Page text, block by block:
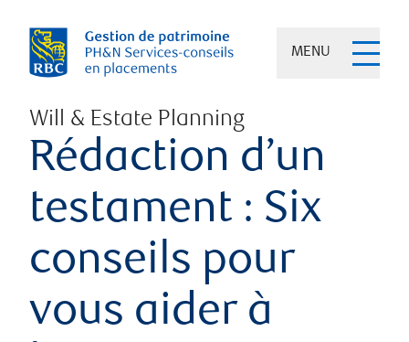
MENU
Will & Estate Planning
Rédaction d’un
testament : Six
conseils pour
vous aider à